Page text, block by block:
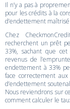
Il n’y a pas à
pour les crédits à la
d’endettement
Chez
recherchent un prêt
33%, sachant que
revenus de
endettement à 33%
face correctement
d’endettement
Nous reviendrons sur
comment calculer le